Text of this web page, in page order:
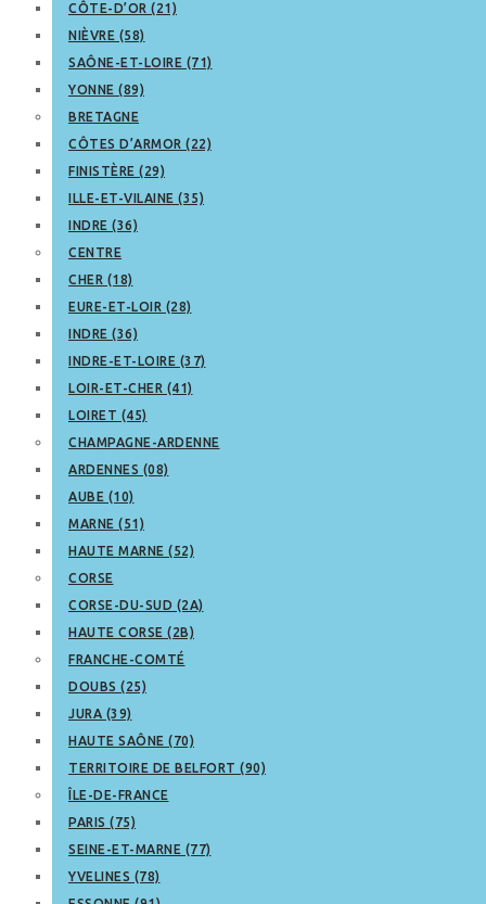
CÔTE-D’OR (21)
NIÈVRE (58)
SAÔNE-ET-LOIRE (71)
YONNE (89)
BRETAGNE
CÔTES D’ARMOR (22)
FINISTÈRE (29)
ILLE-ET-VILAINE (35)
INDRE (36)
CENTRE
CHER (18)
EURE-ET-LOIR (28)
INDRE (36)
INDRE-ET-LOIRE (37)
LOIR-ET-CHER (41)
LOIRET (45)
CHAMPAGNE-ARDENNE
ARDENNES (08)
AUBE (10)
MARNE (51)
HAUTE MARNE (52)
CORSE
CORSE-DU-SUD (2A)
HAUTE CORSE (2B)
FRANCHE-COMTÉ
DOUBS (25)
JURA (39)
HAUTE SAÔNE (70)
TERRITOIRE DE BELFORT (90)
ÎLE-DE-FRANCE
PARIS (75)
SEINE-ET-MARNE (77)
YVELINES (78)